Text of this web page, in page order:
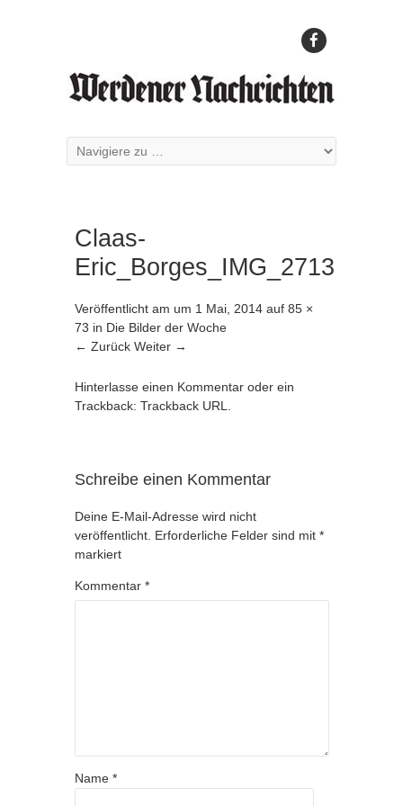
Claas-
Eric_Borges_IMG_2713
Veröffentlicht am um 1 Mai, 2014 auf 85 ×
73 in Die Bilder der Woche
← Zurück Weiter →
Hinterlasse einen Kommentar oder ein
Trackback: Trackback URL
Schreibe einen Kommentar
Deine E-Mail-Adresse wird nicht
veröffentlicht. Erforderliche Felder sind mit *
markiert
Kommentar *
Name *